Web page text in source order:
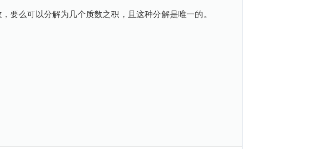
要么可以分解为几个质数之积，且这种分解是唯一的。